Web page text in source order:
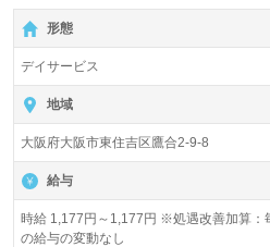
形態
デイサービス
地域
大阪府大阪市東住吉区鷹合2-9-8
給与
時給 1,177円～1,177円 ※処遇改善加算
の給与の変動なし